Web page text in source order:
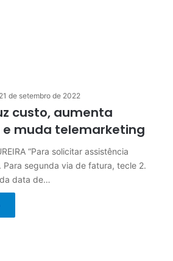
21 de setembro de 2022
custo, aumenta
muda telemarketing
“Para solicitar assistência
Para segunda via de fatura, tecle 2.
data de…